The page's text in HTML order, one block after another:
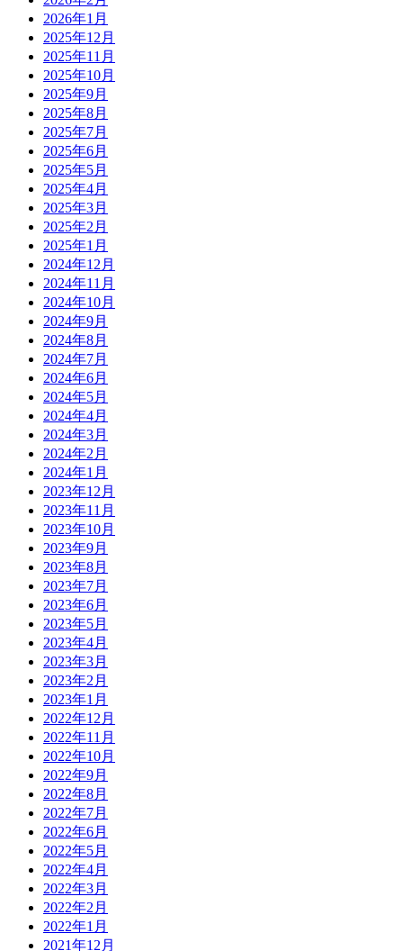
2026年1月
2025年12月
2025年11月
2025年10月
2025年9月
2025年8月
2025年7月
2025年6月
2025年5月
2025年4月
2025年3月
2025年2月
2025年1月
2024年12月
2024年11月
2024年10月
2024年9月
2024年8月
2024年7月
2024年6月
2024年5月
2024年4月
2024年3月
2024年2月
2024年1月
2023年12月
2023年11月
2023年10月
2023年9月
2023年8月
2023年7月
2023年6月
2023年5月
2023年4月
2023年3月
2023年2月
2023年1月
2022年12月
2022年11月
2022年10月
2022年9月
2022年8月
2022年7月
2022年6月
2022年5月
2022年4月
2022年3月
2022年2月
2022年1月
2021年12月